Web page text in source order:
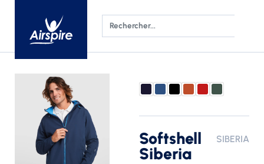
Softshell
Siberia
SIBERIA